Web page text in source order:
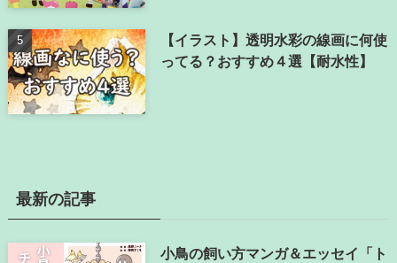
【イラスト】透明水彩の線画に何使
ってる？おすすめ４選【耐水性】
最新の記事
小鳥の飼い方マンガ＆エッセイ「ト